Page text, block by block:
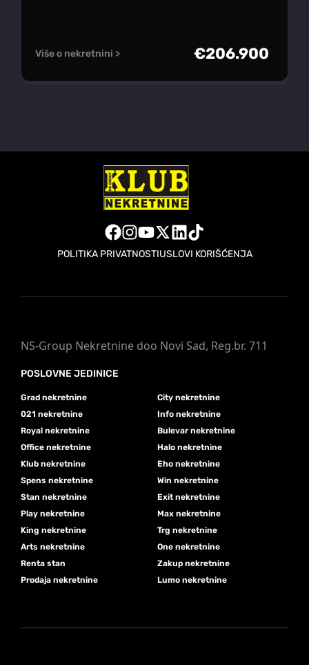
Više o nekretnini > €206.900
POLITIKA PRIVATNOSTIUSLOVI KORIŠĆENJA
NS-Group Nekretnine doo Novi Sad, Reg.br. 711
POSLOVNE JEDINICE
Grad nekretnine
City nekretnine
021 nekretnine
Info nekretnine
Royal nekretnine
Bulevar nekretnine
Office nekretnine
Halo nekretnine
Klub nekretnine
Eho nekretnine
Spens nekretnine
Win nekretnine
Stan nekretnine
Exit nekretnine
Play nekretnine
Max nekretnine
King nekretnine
Trg nekretnine
Arts nekretnine
One nekretnine
Renta stan
Zakup nekretnine
Prodaja nekretnine
Lumo nekretnine